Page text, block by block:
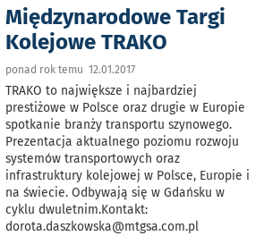
Międzynarodowe Targi
Kolejowe TRAKO
ponad rok temu 12.01.2017
TRAKO to największe i najbardziej
prestiżowe w Polsce oraz drugie w Europie
spotkanie branży transportu szynowego.
Prezentacja aktualnego poziomu rozwoju
systemów transportowych oraz
infrastruktury kolejowej w Polsce, Europie i
na świecie. Odbywają się w Gdańsku w
cyklu dwuletnim.Kontakt:
dorota.daszkowska@mtgsa.com.pl